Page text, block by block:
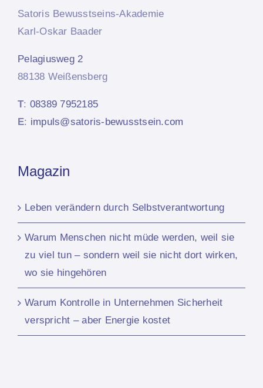
Satoris Bewusstseins-Akademie
Karl-Oskar Baader
Pelagiusweg 2
88138 Weißensberg
T: 08389 7952185
E: impuls@satoris-bewusstsein.com
Magazin
Leben verändern durch Selbstverantwortung
Warum Menschen nicht müde werden, weil sie
zu viel tun – sondern weil sie nicht dort wirken,
wo sie hingehören
Warum Kontrolle in Unternehmen Sicherheit
verspricht – aber Energie kostet